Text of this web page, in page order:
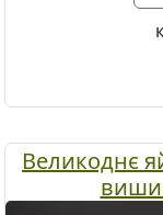
Великоднє